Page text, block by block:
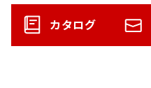
カタログ